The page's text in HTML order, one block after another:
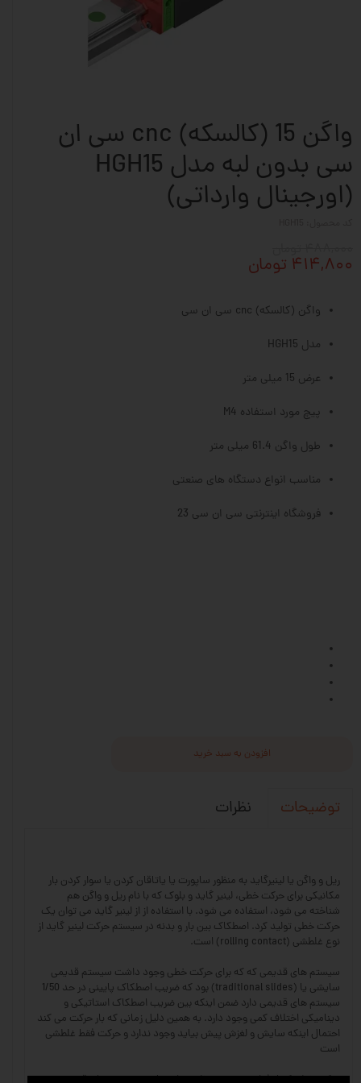
واگن 15 (کالسکه) cnc سی ان
سی بدون لبه مدل HGH15
(اورجینال وارداتی)
۴۱۴,۸۰۰ تومان
واگن (کالسکه) cnc سی ان سی
مدل HGH15
عرض 15 میلی متر
پیچ مورد استفاده M4
طول واگن 61.4 میلی متر
مناسب انواع دستگاه های صنعتی
فروشگاه اینترنتی سی ان سی 23
افزودن به سبد خرید
توضیحات نظرات
ریل و واگن یا لینیرگاید به منظور ساپورت یا یاتاقان کردن یا سوار کردن بار
مکانیکی برای حرکت خطی، لینیر گاید و بلوک که با نام ریل و واگن هم
شناخته می شود، استفاده می شود. با استفاده از از لینیر گاید می توان یک
حرکت خطی تولید کرد. اصطکاک بین بار و بدنه در سیستم حرکت لینیر گاید از
نوع غلطشی (rolling contact) است.
سیستم های قدیمی که که برای حرکت خطی وجود داشت سیستم قدیمی
سایشی یا (traditional slides) بود که ضریب اصطکاک پایینی در حد 1/50
سیستم های قدیمی دارد ضمن اینکه بین ضریب اصطکاک استاتیکی و
دینامیکی اختلاف کمی وجود دارد. به همین دلیل زمانی که بار حرکت می کند
احتمال اینکه سایش و لغزش پیش بیاید وجود ندارد و حرکت فقط غلطشی
است